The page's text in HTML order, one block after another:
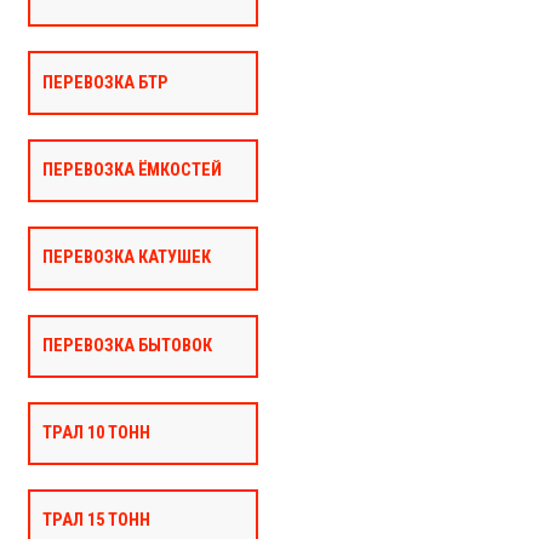
ПЕРЕВОЗКА БТР
ПЕРЕВОЗКА ЁМКОСТЕЙ
ПЕРЕВОЗКА КАТУШЕК
ПЕРЕВОЗКА БЫТОВОК
ТРАЛ 10 ТОНН
ТРАЛ 15 ТОНН